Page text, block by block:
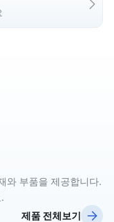
와 부품을 제공합니다.
제품 전체보기